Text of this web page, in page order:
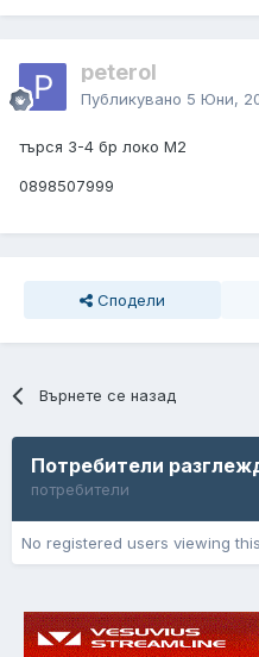
peterol
Публикувано 5 Юни,
търся 3-4 бр локо М2
0898507999
Сподели
Върнете се назад
Потребители
потребители
No registered users viewing